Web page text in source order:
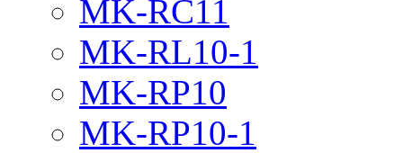
MK-RC11
MK-RL10-1
MK-RP10
MK-RP10-1